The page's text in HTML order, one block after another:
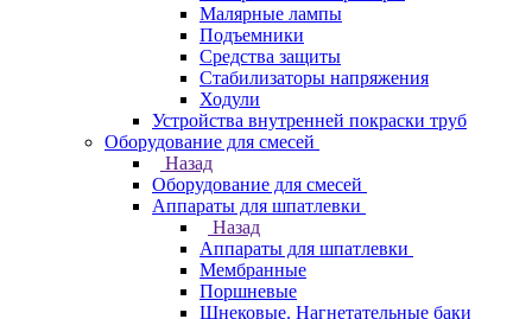
Малярные лампы
Подъемники
Средства защиты
Стабилизаторы напряжения
Ходули
Устройства внутренней покраски труб
Оборудование для смесей
Назад
Оборудование для смесей
Аппараты для шпатлевки
Назад
Аппараты для шпатлевки
Мембранные
Поршневые
Шнековые. Нагнетательные баки